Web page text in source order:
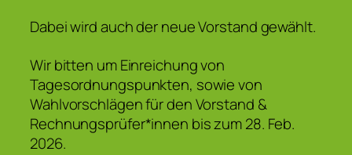
Dabei wird auch der neue Vorstand gewählt.
Wir bitten um Einreichung von
Tagesordnungspunkten, sowie von
Wahlvorschlägen für den Vorstand &
Rechnungsprüfer*innen bis zum 28. Feb.
2026.